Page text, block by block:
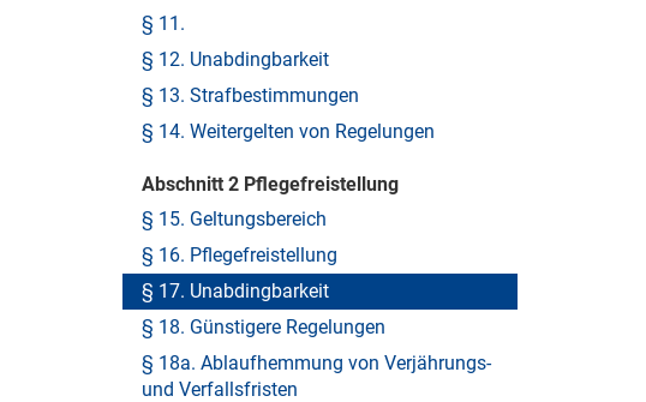
§ 11.
§ 12. Unabdingbarkeit
§ 13. Strafbestimmungen
§ 14. Weitergelten von Regelungen
Abschnitt 2 Pflegefreistellung
§ 15. Geltungsbereich
§ 16. Pflegefreistellung
§ 17. Unabdingbarkeit
§ 18. Günstigere Regelungen
§ 18a. Ablaufhemmung von Verjährungs-
und Verfallsfristen